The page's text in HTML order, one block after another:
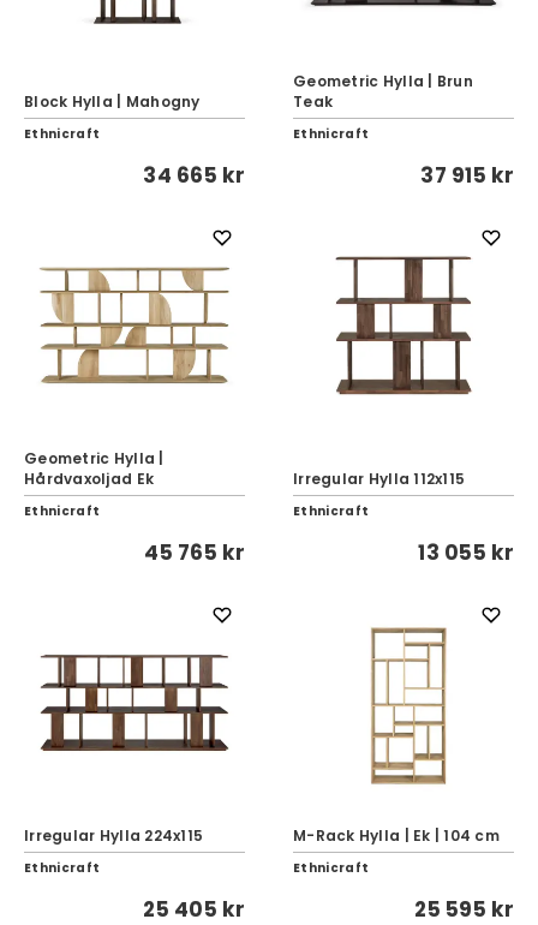
Block Hylla | Mahogny
Ethnicraft
34 665 kr
Geometric Hylla | Brun
Teak
Ethnicraft
37 915 kr
Geometric Hylla |
Hårdvaxoljad Ek
Ethnicraft
45 765 kr
Irregular Hylla 112x115
Ethnicraft
13 055 kr
Irregular Hylla 224x115
Ethnicraft
25 405 kr
M-Rack Hylla | Ek | 104 cm
Ethnicraft
25 595 kr